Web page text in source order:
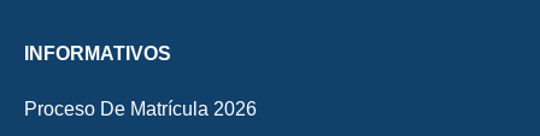
INFORMATIVOS
Proceso De Matrícula 2026